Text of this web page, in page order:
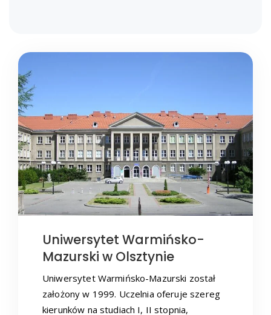
Uniwersytet Warmińsko-
Mazurski w Olsztynie
Uniwersytet Warmińsko-Mazurski został
założony w 1999. Uczelnia oferuje szereg
kierunków na studiach I, II stopnia,